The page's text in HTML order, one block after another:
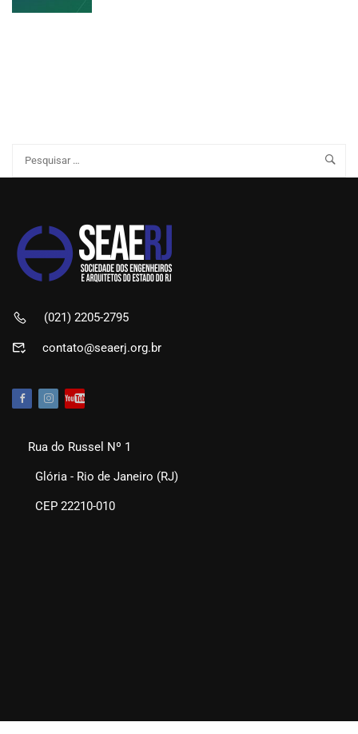
(021) 2205-2795
contato@seaerj.org.br
Rua do Russel Nº 1
Glória - Rio de Janeiro (RJ)
CEP 22210-010